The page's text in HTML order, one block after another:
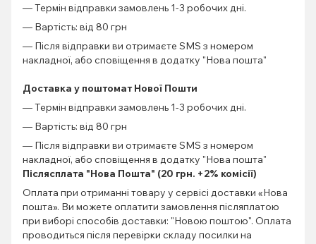
— Термін відправки замовлень 1-3 робочих дні.
— Вартість: від 80 грн
— Після відправки ви отримаєте SMS з номером
накладної, або сповіщення в додатку "Нова пошта"
Доставка у поштомат Нової Пошти
— Термін відправки замовлень 1-3 робочих дні.
— Вартість: від 80 грн
— Після відправки ви отримаєте SMS з номером
накладної, або сповіщення в додатку "Нова пошта"
Післясплата "Нова Пошта" (20 грн. +2% комісії)
Оплата при отриманні товару у сервісі доставки «Нова
пошта». Ви можете оплатити замовлення післяплатою
при виборі способів доставки: "Новою поштою". Оплата
проводиться після перевірки складу посилки на